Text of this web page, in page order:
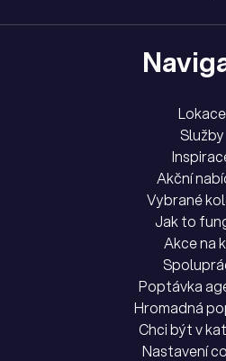
Lokace
Služby
Akční
Vybrané
Jak to
Akce na
Poptávka
Hromadná
Chci být v
Nastavení